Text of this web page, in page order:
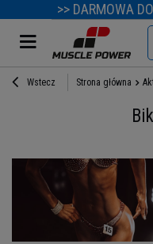
>> DARMOWA
Wstecz Strona główna